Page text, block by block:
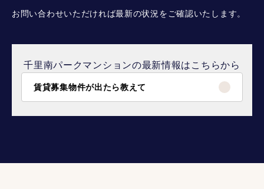
お問い合わせいただければ最新の状況をご確認いたします。
千里南パークマンションの最新情報はこちらから
賃貸募集物件が出たら教えて